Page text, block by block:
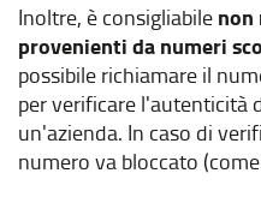
Inoltre, è consigliabilenon
provenienti da numeri
possibile richiamare il
per verificare l'autenticità
un'azienda. In caso di
numero va bloccato